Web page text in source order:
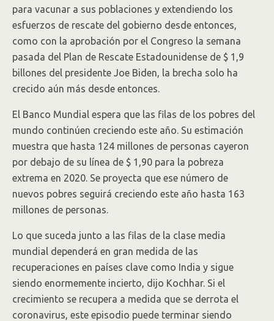
para vacunar a sus poblaciones y extendiendo los
esfuerzos de rescate del gobierno desde entonces,
como con la aprobación por el Congreso la semana
pasada del Plan de Rescate Estadounidense de $ 1,9
billones del presidente Joe Biden, la brecha solo ha
crecido aún más desde entonces.
El Banco Mundial espera que las filas de los pobres del
mundo continúen creciendo este año. Su estimación
muestra que hasta 124 millones de personas cayeron
por debajo de su línea de $ 1,90 para la pobreza
extrema en 2020. Se proyecta que ese número de
nuevos pobres seguirá creciendo este año hasta 163
millones de personas.
Lo que suceda junto a las filas de la clase media
mundial dependerá en gran medida de las
recuperaciones en países clave como India y sigue
siendo enormemente incierto, dijo Kochhar. Si el
crecimiento se recupera a medida que se derrota el
coronavirus, este episodio puede terminar siendo